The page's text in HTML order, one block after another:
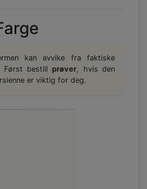
kan avvike fra faktiske
Først bestillprøver, hvis den
er viktig for deg.